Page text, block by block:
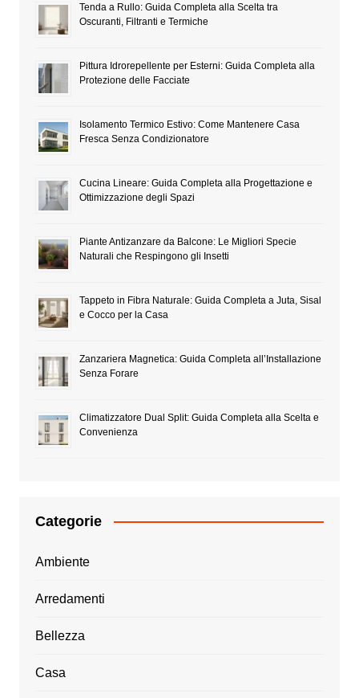
Tenda a Rullo: Guida Completa alla Scelta tra
Oscuranti, Filtranti e Termiche
Pittura Idrorepellente per Esterni: Guida Completa alla
Protezione delle Facciate
Isolamento Termico Estivo: Come Mantenere Casa
Fresca Senza Condizionatore
Cucina Lineare: Guida Completa alla Progettazione e
Ottimizzazione degli Spazi
Piante Antizanzare da Balcone: Le Migliori Specie
Naturali che Respingono gli Insetti
Tappeto in Fibra Naturale: Guida Completa a Juta, Sisal
e Cocco per la Casa
Zanzariera Magnetica: Guida Completa all’Installazione
Senza Forare
Climatizzatore Dual Split: Guida Completa alla Scelta e
Convenienza
Categorie
Ambiente
Arredamenti
Bellezza
Casa